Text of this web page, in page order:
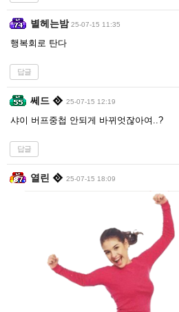
별헤는밤 25-07-15 11:35
행복회로 탄다
답글
쎄드 25-07-15 12:19
샤이 버프중첩 안되게 바뀌엇잖아여..?
답글
열린 25-07-15 18:09